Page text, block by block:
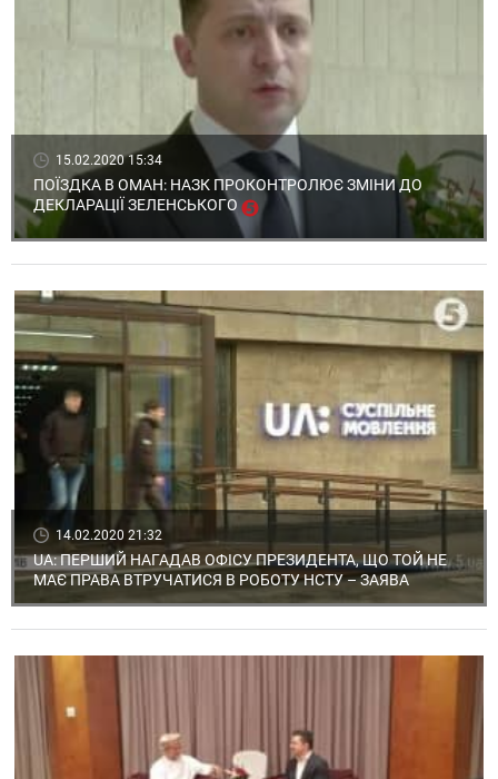
15.02.2020 15:34
ПОЇЗДКА В ОМАН: НАЗК ПРОКОНТРОЛЮЄ ЗМІНИ ДО
ДЕКЛАРАЦІЇ ЗЕЛЕНСЬКОГО
14.02.2020 21:32
UA: ПЕРШИЙ НАГАДАВ ОФІСУ ПРЕЗИДЕНТА, ЩО ТОЙ НЕ
МАЄ ПРАВА ВТРУЧАТИСЯ В РОБОТУ НСТУ – ЗАЯВА